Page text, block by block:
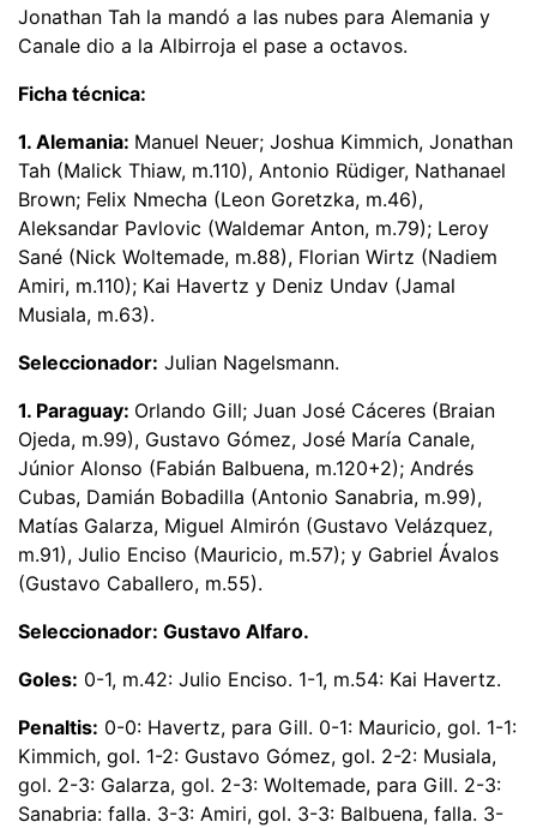
Jonathan Tah la mandó a las nubes para Alemania y
Canale dio a la Albirroja el pase a octavos.
Ficha técnica:
1. Alemania: Manuel Neuer; Joshua Kimmich, Jonathan
Tah (Malick Thiaw, m.110), Antonio Rüdiger, Nathanael
Brown; Felix Nmecha (Leon Goretzka, m.46),
Aleksandar Pavlovic (Waldemar Anton, m.79); Leroy
Sané (Nick Woltemade, m.88), Florian Wirtz (Nadiem
Amiri, m.110); Kai Havertz y Deniz Undav (Jamal
Musiala, m.63).
Seleccionador: Julian Nagelsmann.
1. Paraguay: Orlando Gill; Juan José Cáceres (Braian
Ojeda, m.99), Gustavo Gómez, José María Canale,
Júnior Alonso (Fabián Balbuena, m.120+2); Andrés
Cubas, Damián Bobadilla (Antonio Sanabria, m.99),
Matías Galarza, Miguel Almirón (Gustavo Velázquez,
m.91), Julio Enciso (Mauricio, m.57); y Gabriel Ávalos
(Gustavo Caballero, m.55).
Seleccionador: Gustavo Alfaro.
Goles: 0-1, m.42: Julio Enciso. 1-1, m.54: Kai Havertz.
Penaltis: 0-0: Havertz, para Gill. 0-1: Mauricio, gol. 1-1:
Kimmich, gol. 1-2: Gustavo Gómez, gol. 2-2: Musiala,
gol. 2-3: Galarza, gol. 2-3: Woltemade, para Gill. 2-3:
Sanabria: falla. 3-3: Amiri, gol. 3-3: Balbuena, falla. 3-